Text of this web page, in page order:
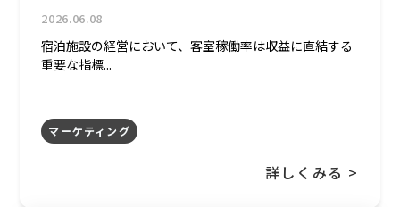
2026.06.08
宿泊施設の経営において、客室稼働率は収益に直結する
重要な指標...
マーケティング
詳しくみる >